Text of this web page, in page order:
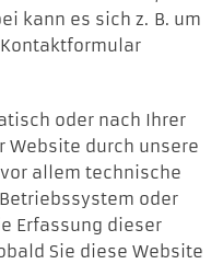
kann es sich z. B. um
oder nach Ihrer
Website durch unsere
allem technische
oder
Erfassung dieser
Sie diese Website